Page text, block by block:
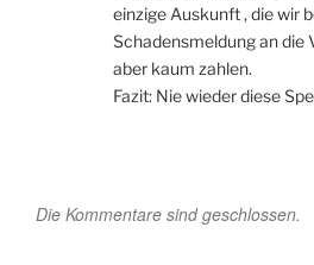
einzige Auskunft , die wir
Schadensmeldung an die
aber kaum zahlen.
Fazit: Nie wieder diese
Die Kommentare sind geschlossen.